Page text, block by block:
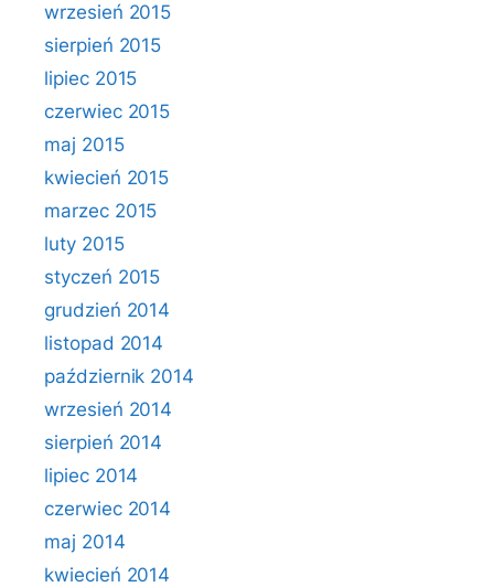
wrzesień 2015
sierpień 2015
lipiec 2015
czerwiec 2015
maj 2015
kwiecień 2015
marzec 2015
luty 2015
styczeń 2015
grudzień 2014
listopad 2014
październik 2014
wrzesień 2014
sierpień 2014
lipiec 2014
czerwiec 2014
maj 2014
kwiecień 2014